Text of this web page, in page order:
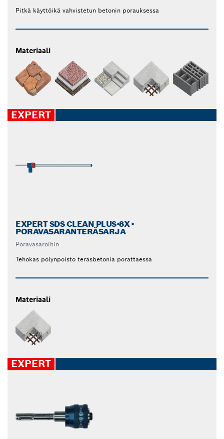
Pitkä käyttöikä vahvistetun betonin porauksessa
Materiaali
EXPERT
EXPERT SDS CLEAN PLUS-8X -
PORAVASARANTERÄSARJA
Poravasaroihin
Tehokas pölynpoisto teräsbetonia porattaessa
Materiaali
EXPERT